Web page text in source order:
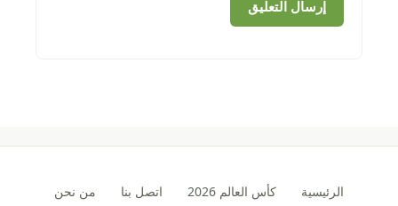
الرئيسية كأس العالم 2026 اتصل بنا
من نحن